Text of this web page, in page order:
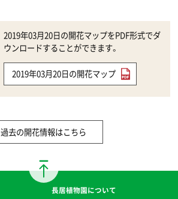
2019年03月20日の開花マップをPDF形式でダ
ウンロードすることができます。
2019年03月20日の開花マップ
過去の開花情報はこちら
長居植物園について